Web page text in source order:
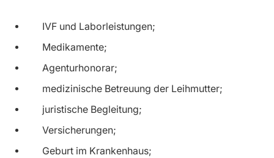
IVF und Laborleistungen;
Medikamente;
Agenturhonorar;
medizinische Betreuung der Leihmutter;
juristische Begleitung;
Versicherungen;
Geburt im Krankenhaus;